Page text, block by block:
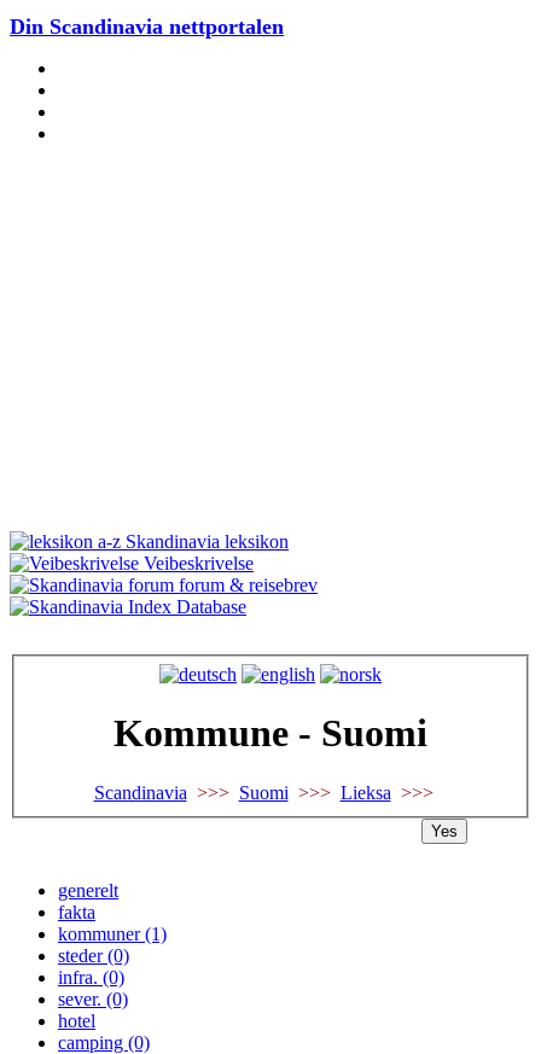
Din Scandinavia nettportalen
Skandinavia leksikon
Veibeskrivelse
forum & reisebrev
Database
Kommune - Suomi
Scandinavia >>> Suomi >>> Lieksa
generelt
fakta
kommuner (1)
steder (0)
infra. (0)
sever. (0)
hotel
camping (0)
Yes